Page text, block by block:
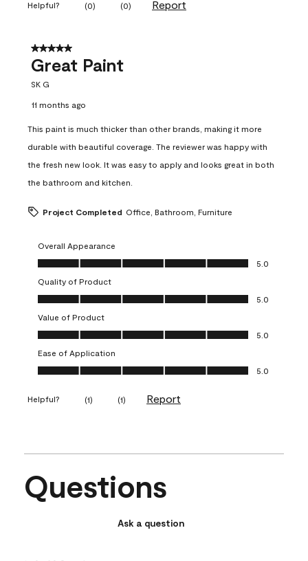
Helpful? (0) (0) Report
5 out of 5 stars.
Great Paint
SK G
11 months ago
This paint is much thicker than other brands, making it more
durable with beautiful coverage. The reviewer was happy with
the fresh new look. It was easy to apply and looks great in both
the bathroom and kitchen.
Project Completed Office, Bathroom, Furniture
Overall Appearance
Overall Appearance, 5.0 out of 5
5.0
Quality of Product
Quality of Product, 5.0 out of 5
5.0
Value of Product
Value of Product, 5.0 out of 5
5.0
Ease of Application
Ease of Application, 5.0 out of 5
5.0
Helpful? (1) (1) Report
Questions
Ask a question